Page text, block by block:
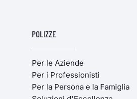
POLIZZE
Per le Aziende
Per i Professionisti
Per la Persona e la Famiglia